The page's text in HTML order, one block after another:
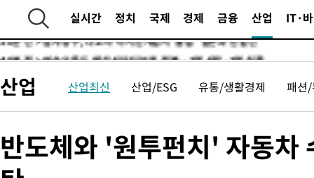
실시간 정치 국제 경제 금융 산업 IT·
-653초 전 >
선재도서 해루질 나섰다 실종 60대, 닷새 만에 숨진 채 발견
남자 농구, 나고야 아시안게임서 '홈팀' 일본과 한일전
40분 전 >
여수 오동도 해상서 모터보트 전복…1명 사망·1명 실종
날씨]
2시간 전 >
축구협회 "압수수색·성접대 논란 사과…쇄신의 기회로 삼겠다"
2시간 전 >[속보]'압수수색·성접대 논란' 축구협회 "실망과 걱정 안겨드려
8시간 전 >[속보]뉴욕증시 상승 마감…S&P 0.6% 나스닥 1.3%↑
-31385초 전 >
산업 산업최신 산업/ESG 유통/생활경제 패션
반도체와 '원투펀치' 자동